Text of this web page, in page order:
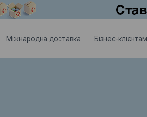
Міжнародна доставка Бізнес-клієнтам